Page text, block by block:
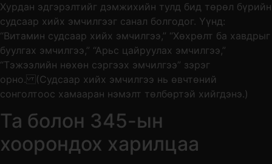
Хурдан эдгэрэлтийг дэмжихийн тулд бид төрөл бүрийн
судсаар хийх эмчилгээг санал болгодог. Үүнд:
“Витамин судсаар хийх эмчилгээ,” “Хөхрөлт ба хавдрыг
буулгах эмчилгээ,” “Арьс цайруулах эмчилгээ,”
“Тэжээлийн нөхөн сэргээх эмчилгээ” зэрэг
орно. (Судсаар хийх эмчилгээ нь өвчтөний
сонголтоос хамааран нэмэлт төлбөртэй хийгдэнэ.)
Та болон 345-ын
хоорондох харилцаа